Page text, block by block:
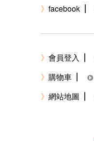
》 facebook
》 會員登入
》 購物車
》 網站地圖